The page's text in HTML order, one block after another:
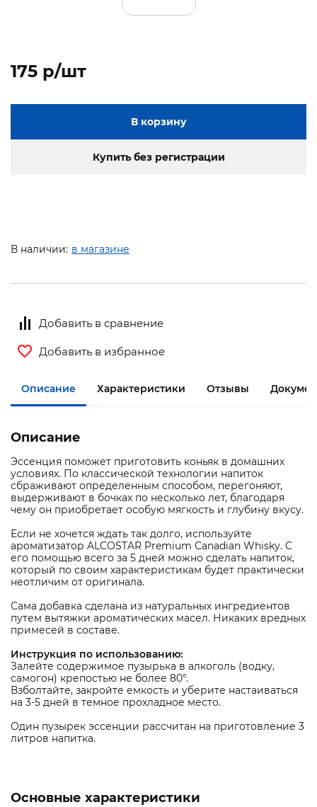
175 p/шт
В корзину
Купить без регистрации
В наличии: в магазине
Добавить в сравнение
Добавить в избранное
Описание Характеристики Отзывы
Описание
Эссенция поможет приготовить коньяк в домашних
условиях. По классической технологии напиток
сбраживают определенным способом, перегоняют,
выдерживают в бочках по несколько лет, благодаря
чему он приобретает особую мягкость и глубину вкусу.
Если не хочется ждать так долго, используйте
ароматизатор ALCOSTAR Premium Canadian Whisky. С
его помощью всего за 5 дней можно сделать напиток,
который по своим характеристикам будет практически
неотличим от оригинала.
Сама добавка сделана из натуральных ингредиентов
путем вытяжки ароматических масел. Никаких вредных
примесей в составе.
Инструкция по использованию:
Залейте содержимое пузырька в алкоголь (водку,
самогон) крепостью не более 80°.
Взболтайте, закройте емкость и уберите настаиваться
на 3-5 дней в темное прохладное место.
Один пузырек эссенции рассчитан на приготовление 3
литров напитка.
Основные характеристики